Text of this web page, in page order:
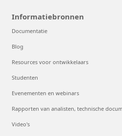
Informatiebronnen
Documentatie
Blog
Resources voor ontwikkelaars
Studenten
Evenementen en webinars
Rapporten van analisten, technische
Video's